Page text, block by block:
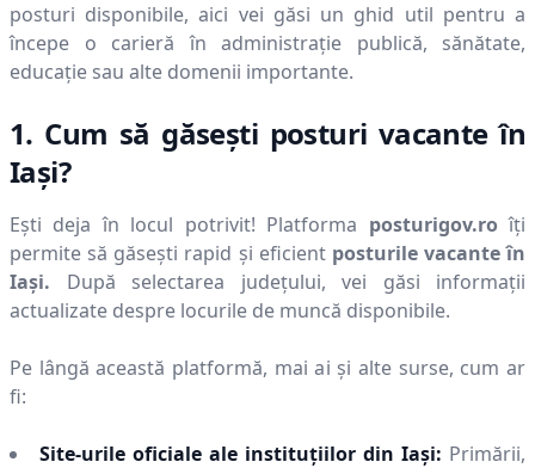
posturi disponibile, aici vei găsi un ghid util pentru a
începe o carieră în administrație publică, sănătate,
educație sau alte domenii importante.
1. Cum să găsești posturi vacante în
Iaşi?
Ești deja în locul potrivit! Platforma posturigov.roîți
permite să găsești rapid și eficient posturile vacante în
Iaşi. După selectarea județului, vei găsi informații
actualizate despre locurile de muncă disponibile.
Pe lângă această platformă, mai ai și alte surse, cum ar
fi:
Site-urile oficiale ale instituțiilor din Iaşi: Primării,